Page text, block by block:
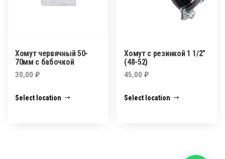
Хомут червячный 50-
70мм с бабочкой
30,00 ₽
Select location
Хомут с резинкой 1 1/2″
(48-52)
45,00₽
Select location